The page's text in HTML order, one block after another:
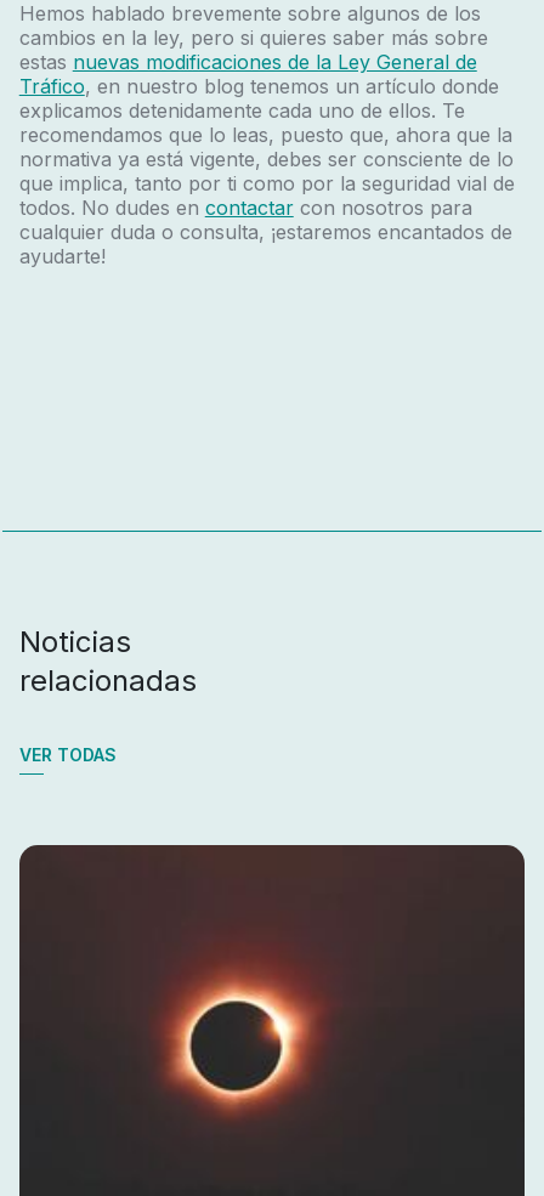
Hemos hablado brevemente sobre algunos de los
cambios en la ley, pero si quieres saber más sobre
estas nuevas modificaciones de la Ley General de
Tráfico, en nuestro blog tenemos un artículo donde
explicamos detenidamente cada uno de ellos. Te
recomendamos que lo leas, puesto que, ahora que la
normativa ya está vigente, debes ser consciente de lo
que implica, tanto por ti como por la seguridad vial de
todos. No dudes en contactarcon nosotros para
cualquier duda o consulta, ¡estaremos encantados de
ayudarte!
Noticias
relacionadas
VER TODAS